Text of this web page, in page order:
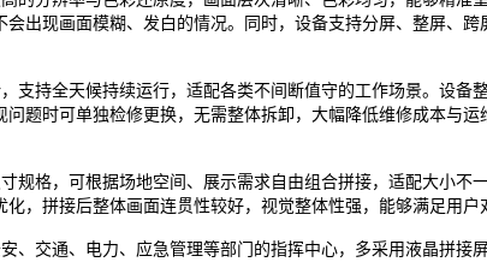
出现画面模糊、发白的情况。同时，设备支持分屏、整屏、
支持全天候持续运行，适配各类不间断值守的工作场景。设
题时可单独检修更换，无需整体拆卸，大幅降低维修成本与
规格，可根据场地空间、展示需求自由组合拼接，适配大小
，拼接后整体画面连贯性较好，视觉整体性强，能够满足用户
、交通、电力、应急管理等部门的指挥中心，多采用液晶拼